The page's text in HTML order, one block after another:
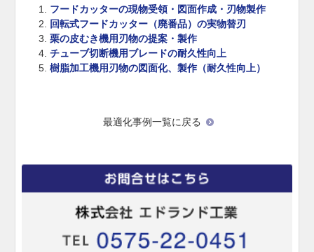
フードカッターの現物受領・図面作成・刃物製作
回転式フードカッター（廃番品）の実物替刃
栗の皮むき機用刃物の提案・製作
チューブ切断機用ブレードの耐久性向上
樹脂加工機用刃物の図面化、製作（耐久性向上）
最適化事例一覧に戻る